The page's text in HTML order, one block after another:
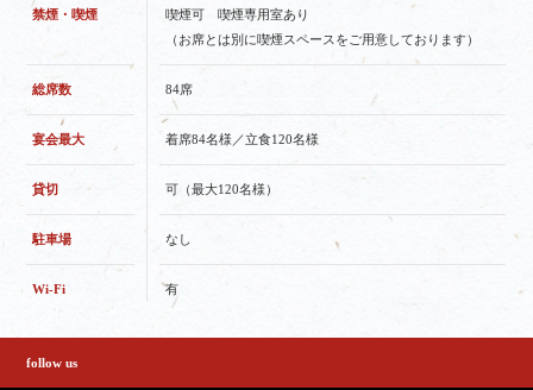
禁煙・喫煙
喫煙可 喫煙専用室あり
（お席とは別に喫煙スペースをご用意しております）
総席数 84席
宴会最大 着席84名様／立食120名様
貸切 可（最大120名様）
駐車場 なし
Wi-Fi 有
follow us